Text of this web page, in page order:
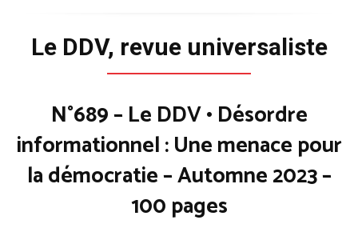
Le DDV, revue universaliste
N°689 – Le DDV • Désordre
informationnel : Une menace pour
la démocratie – Automne 2023 –
100 pages